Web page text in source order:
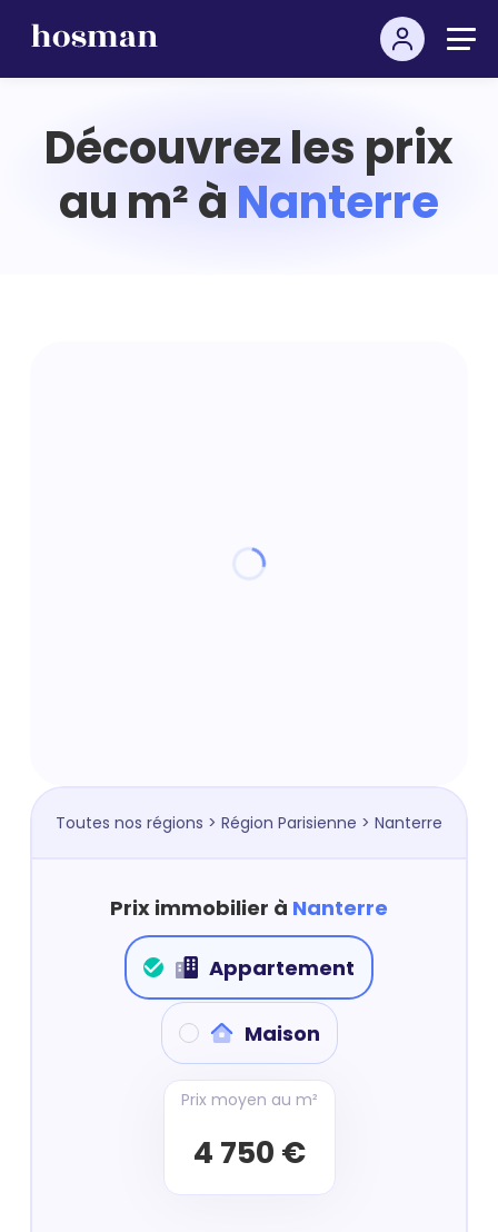
Découvrez les prix
au m² à Nanterre
Toutes nos régions > Région Parisienne > Nanterre
Prix immobilier à Nanterre
Appartement
Maison
Prix moyen au m²
4 750 €